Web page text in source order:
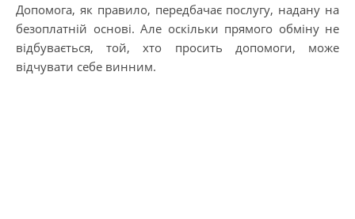
Допомога, як правило, передбачає послугу, надану на
безоплатній основі. Але оскільки прямого обміну не
відбувається, той, хто просить допомоги, може
відчувати себе винним.